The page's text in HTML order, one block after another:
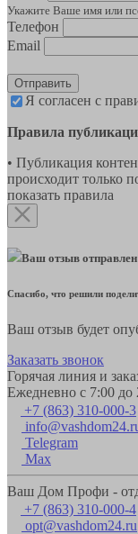
Укажите Ваше имя или
Телефон
Email
Отправить
Я согласен с
Правила
• Публикация
происходит только
показать правила
Ваш отзыв
Спасибо, что решили
Ваш отзыв будет
Заказать звонок
Горячая линия и
Ежедневно с 7:00 до
+7 (863) 310-000-3
Telegram
Max
Ваш Дом Профи -
+7 (863) 310-000-4
opt@vashdom24.ru